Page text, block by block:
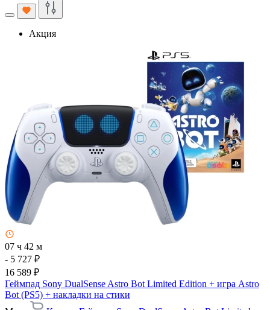
Акция
07 ч 42 м
- 5 727 ₽
16 589 ₽
Геймпад Sony DualSense Astro Bot Limited Edition + игра Astro
Bot (PS5) + накладки на стики